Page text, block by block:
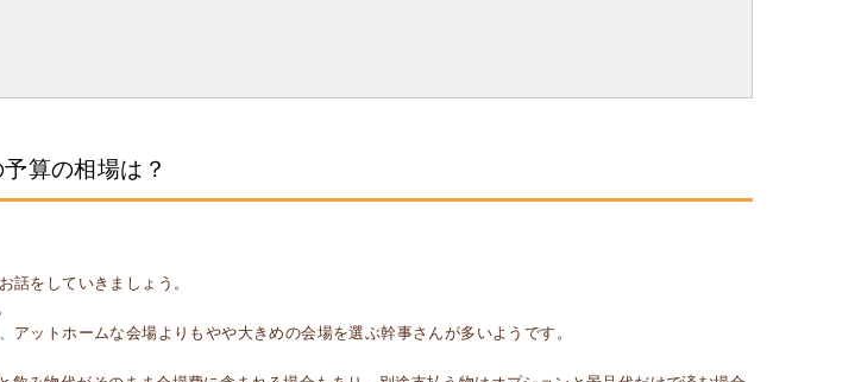
算の相場は？
話をしていきましょう。
アットホームな会場よりもやや大きめの会場を選ぶ幹事さんが多いようです。